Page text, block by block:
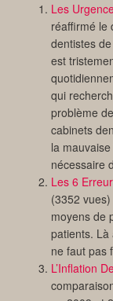
Les
réaffirmé le
dentistes
est
qui
problème
cabinets
la
nécessaire
Les 6
(3352
moyens de
patients. Là
ne faut pas
L’Inflation